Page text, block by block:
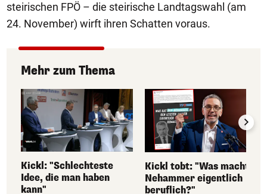
steirischen FPÖ – die steirische Landtagswahl (am
24. November) wirft ihren Schatten voraus.
Mehr zum Thema
Kickl: "Schlechteste
Idee, die man haben
kann"
Kickl tobt: "Was macht
Nehammer eigentlich
beruflich?"